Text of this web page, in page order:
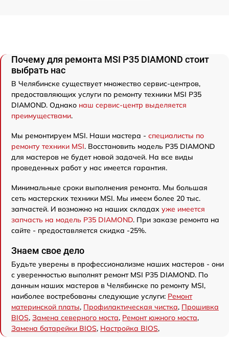
Почему для ремонта MSI P35 DIAMOND стоит
выбрать нас
В Челябинске существует множество сервис-центров,
предоставляющих услуги по ремонту техники MSI P35
DIAMOND. Однако наш сервис-центр выделяется
преимуществами.
Мы ремонтируем MSI. Наши мастера - специалисты по
ремонту техники MSI. Восстановить модель P35 DIAMOND
для мастеров не будет новой задачей. На все виды
проведенных работ у нас имеется гарантия.
Минимальные сроки выполнения ремонта. Мы большая
сеть мастерских техники MSI. Мы имеем более 20 тыс.
запчастей. И возможно на наших складах уже имеется
запчасть на модель P35 DIAMOND. При заказе ремонта на
сайте - предоставляется скидка -25%.
Знаем свое дело
Будьте уверены в профессионализме наших мастеров - они
с уверенностью выполнят ремонт MSI P35 DIAMOND. По
данным наших мастеров в Челябинске по ремонту MSI,
наиболее востребованы следующие услуги: Ремонт
материнской платы, Профилактическая чистка, Прошивка
BIOS, Замена северного моста, Ремонт южного моста,
Замена батарейки BIOS, Настройка BIOS,